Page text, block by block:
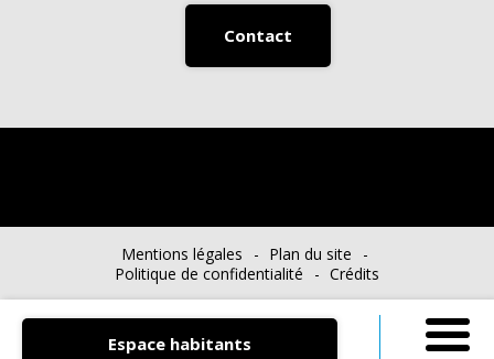
Actualités
Espace habitants
Contact
Mentions légales
Plan du site
Politique de confidentialité
Crédits